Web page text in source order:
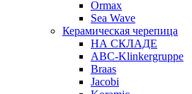
Ormax
Sea Wave
Керамическая черепица
НА СКЛАДЕ
ABC-Klinkergruppe
Braas
Jacobi